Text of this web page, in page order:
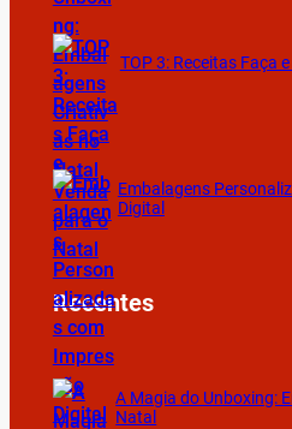
TOP 3: Receitas Faça
Embalagens
Digital
Recentes
A Magia do Unboxing:
Natal